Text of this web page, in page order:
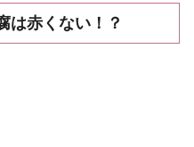
は赤くない！？